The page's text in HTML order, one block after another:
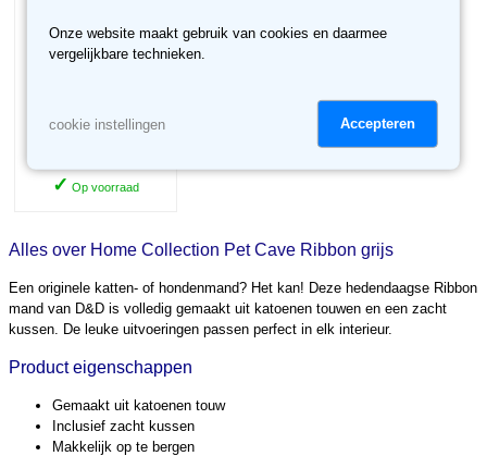
Home Collection Pet
✓ Op voorraad
Alles over Home Collection Pet Cave Ribbon grijs
Een originele katten- of hondenmand? Het kan! Deze hedendaagse Ribbon
mand van D&D is volledig gemaakt uit katoenen touwen en een zacht
kussen. De leuke uitvoeringen passen perfect in elk interieur.
Product eigenschappen
Gemaakt uit katoenen touw
Inclusief zacht kussen
Makkelijk op te bergen
Onze website maakt gebruik van cookies en daarmee
vergelijkbare technieken.
cookie instellingen Accepteren